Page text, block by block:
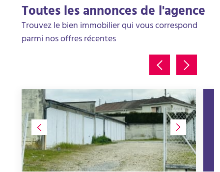
Toutes les annonces de l'agence
Trouvez le bien immobilier qui vous correspond
parmi nos offres récentes